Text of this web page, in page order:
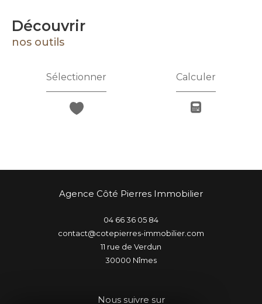
découvrir
nos outils
Sélectionner Calculer
Agence Côté Pierres Immobilier
04 66 36 05 84
contact@cotepierres-immobilier.com
11 rue de Verdun
30000
nîmes
Nous suivre sur